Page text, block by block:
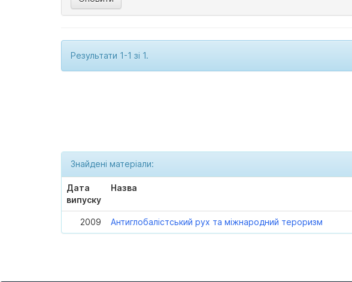
Результати 1-1 зі 1.
Знайдені матеріали:
Дата
випуску
Назва
2009 Антиглобалістський рух та міжнародний тероризм